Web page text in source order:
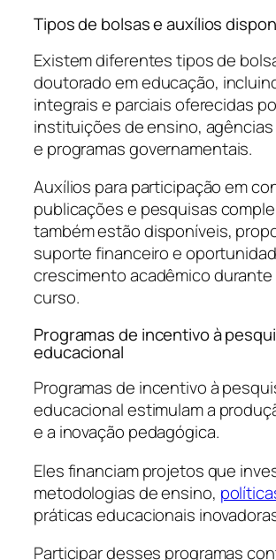
Tipos de bolsas e auxílios
Existem diferentes tipos de
doutorado em educação,
integrais e parciais oferecidas
instituições de ensino,
e programas governamentais.
Auxílios para participação em
publicações e pesquisas
também estão disponíveis,
suporte financeiro e
crescimento acadêmico
curso.
Programas de incentivo à
educacional
Programas de incentivo à
educacional estimulam a
e a inovação pedagógica.
Eles financiam projetos que
metodologias de ensino,
práticas educacionais
Participar desses programas